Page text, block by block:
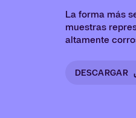
La forma más
muestras
altamente
DESCARGAR